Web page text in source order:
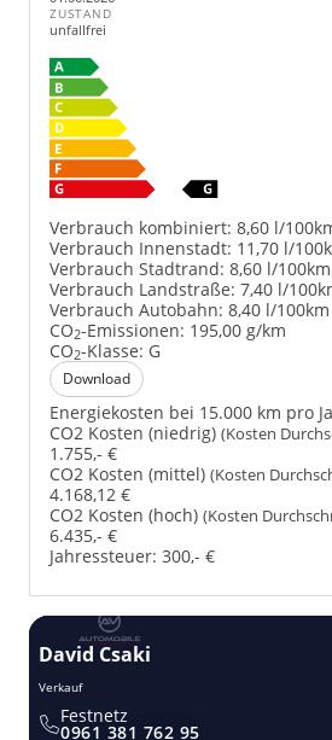
ZUSTAND
unfallfrei
Verbrauch kombiniert: 8,60 l/
Verbrauch Innenstadt: 11,70 l/
Verbrauch Stadtrand: 8,60 l/100km
Verbrauch Landstraße: 7,40 l/
Verbrauch Autobahn: 8,40 l/100km
CO2-Emissionen: 195,00 g/km
CO2-Klasse: G
Download
Energiekosten bei 15.000 km pro
CO2 Kosten (niedrig) (Kosten
1.755,- €
CO2 Kosten (mittel) (Kosten
4.168,12 €
CO2 Kosten (hoch) (Kosten
6.435,- €
Jahressteuer: 300,- €
David Csaki
Verkauf
Festnetz
0961 381 762 95